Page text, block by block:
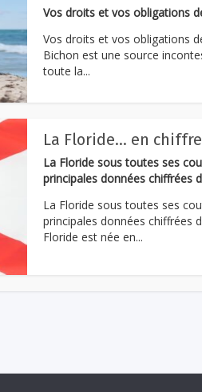
Vos droits et vos obligations
Vos droits et vos obligations
Bichon est une source
toute la...
La Floride… en
La Floride sous toutes ses
principales données chiffrées
La Floride sous toutes ses
principales données chiffrées
Floride est née en...